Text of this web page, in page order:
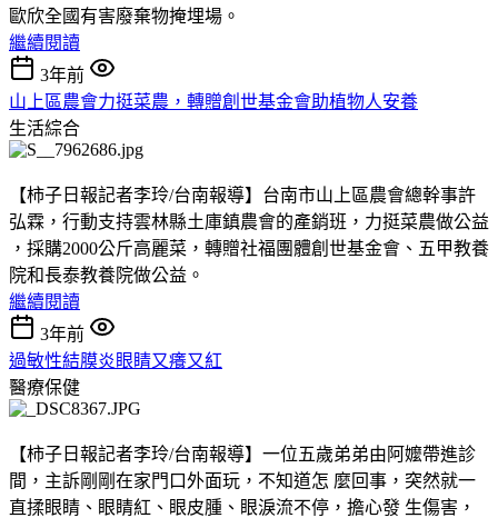
歐欣全國有害廢棄物掩埋場。
繼續閱讀
3年前
山上區農會力挺菜農，轉贈創世基金會助植物人安養
生活綜合
【柿子日報記者李玲/台南報導】台南市山上區農會總幹事許
弘霖，行動支持雲林縣土庫鎮農會的產銷班，力挺菜農做公益
，採購2000公斤高麗菜，轉贈社福團體創世基金會、五甲教養
院和長泰教養院做公益。
繼續閱讀
3年前
過敏性結膜炎眼睛又癢又紅
醫療保健
【柿子日報記者李玲/台南報導】一位五歲弟弟由阿嬤帶進診
間，主訴剛剛在家門口外面玩，不知道怎 麼回事，突然就一
直揉眼睛、眼睛紅、眼皮腫、眼淚流不停，擔心發 生傷害，